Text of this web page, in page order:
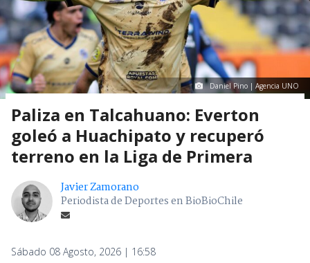
Daniel Pino | Agencia UNO
Paliza en Talcahuano: Everton
goleó a Huachipato y recuperó
terreno en la Liga de Primera
Javier Zamorano
Periodista de Deportes en BioBioChile
Sábado 08 Agosto, 2026 | 16:58